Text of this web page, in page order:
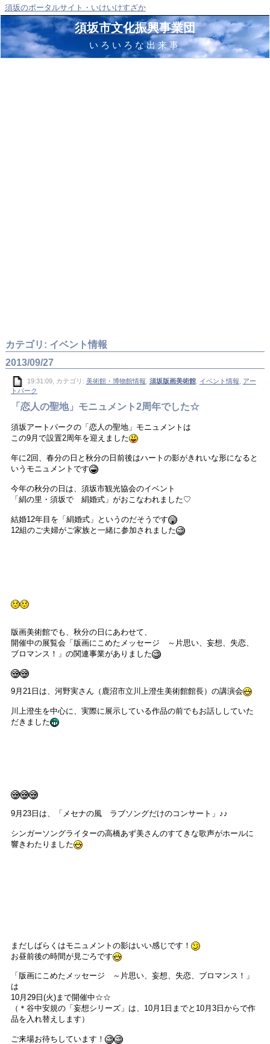
須坂のポータルサイト・いけいけすざか
須坂市文化振興事業団
いろいろな出来事
カテゴリ: イベント情報
2013/09/27
19:31:09, カテゴリ: 美術館・博物館情報 須坂版画美術館, イベント情報
アー
トパーク
「恋人の聖地」モニュメント2周年でした☆
須坂アートパークの「恋人の聖地」モニュメントは
この9月で設置2周年を迎えました
年に2回、春分の日と秋分の日前後はハートの影がきれいな形になると
いうモニュメントです
今年の秋分の日は、須坂市観光協会のイベント
「絹の里・須坂で 絹婚式」がおこなわれました♡
結婚12年目を「絹婚式」というのだそうです
12組のご夫婦がご家族と一緒に参加されました
版画美術館でも、秋分の日にあわせて、
開催中の展覧会「版画にこめたメッセージ ～片思い、妄想、失恋、
ブロマンス！」の関連事業がありました
9月21日は、河野実さん（鹿沼市立川上澄生美術館館長）の講演会
川上澄生を中心に、実際に展示している作品の前でもお話ししていた
だきました
9月23日は、「メセナの風 ラブソングだけのコンサート」♪♪
シンガーソングライターの高橋あず美さんのすてきな歌声がホールに
響きわたりました
まだしばらくはモニュメントの影はいい感じです！
お昼前後の時間が見ごろです
「版画にこめたメッセージ ～片思い、妄想、失恋、ブロマンス！」
は
10月29日(火)まで開催中☆☆
（＊谷中安規の「妄想シリーズ」は、10月1日までと10月3日からで作
品を入れ替えします）
ご来場お待ちしています！